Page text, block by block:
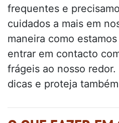
frequentes e
cuidados a mais em
maneira como
entrar em contacto
frágeis ao nosso
dicas e proteja